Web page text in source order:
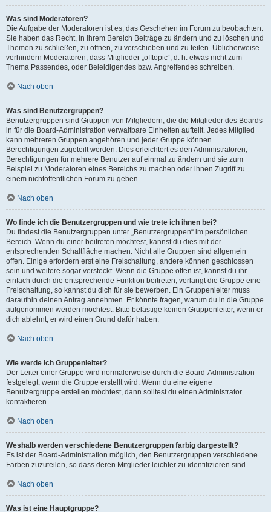
Was sind Moderatoren?
Die Aufgabe der Moderatoren ist es, das Geschehen im Forum zu beobachten.
Sie haben das Recht, in ihrem Bereich Beiträge zu ändern und zu löschen und
Themen zu schließen, zu öffnen, zu verschieben und zu teilen. Üblicherweise
verhindern Moderatoren, dass Mitglieder „offtopic“, d. h. etwas nicht zum
Thema Passendes, oder Beleidigendes bzw. Angreifendes schreiben.
Nach oben
Was sind Benutzergruppen?
Benutzergruppen sind Gruppen von Mitgliedern, die die Mitglieder des Boards
in für die Board-Administration verwaltbare Einheiten aufteilt. Jedes Mitglied
kann mehreren Gruppen angehören und jeder Gruppe können
Berechtigungen zugeteilt werden. Dies erleichtert es den Administratoren,
Berechtigungen für mehrere Benutzer auf einmal zu ändern und sie zum
Beispiel zu Moderatoren eines Bereichs zu machen oder ihnen Zugriff zu
einem nichtöffentlichen Forum zu geben.
Nach oben
Wo finde ich die Benutzergruppen und wie trete ich ihnen bei?
Du findest die Benutzergruppen unter „Benutzergruppen“ im persönlichen
Bereich. Wenn du einer beitreten möchtest, kannst du dies mit der
entsprechenden Schaltfläche machen. Nicht alle Gruppen sind allgemein
offen. Einige erfordern erst eine Freischaltung, andere können geschlossen
sein und weitere sogar versteckt. Wenn die Gruppe offen ist, kannst du ihr
einfach durch die entsprechende Funktion beitreten; verlangt die Gruppe eine
Freischaltung, so kannst du dich für sie bewerben. Ein Gruppenleiter muss
daraufhin deinen Antrag annehmen. Er könnte fragen, warum du in die Gruppe
aufgenommen werden möchtest. Bitte belästige keinen Gruppenleiter, wenn er
dich ablehnt, er wird einen Grund dafür haben.
Nach oben
Wie werde ich Gruppenleiter?
Der Leiter einer Gruppe wird normalerweise durch die Board-Administration
festgelegt, wenn die Gruppe erstellt wird. Wenn du eine eigene
Benutzergruppe erstellen möchtest, dann solltest du einen Administrator
kontaktieren.
Nach oben
Weshalb werden verschiedene Benutzergruppen farbig dargestellt?
Es ist der Board-Administration möglich, den Benutzergruppen verschiedene
Farben zuzuteilen, so dass deren Mitglieder leichter zu identifizieren sind.
Nach oben
Was ist eine Hauptgruppe?